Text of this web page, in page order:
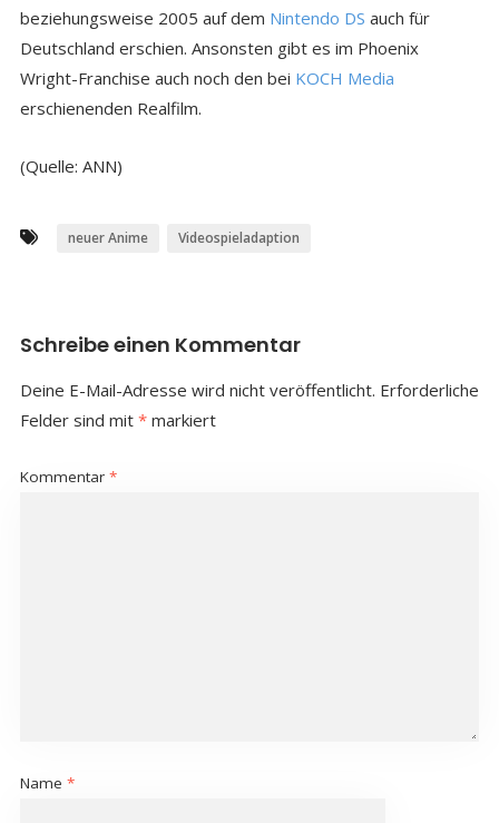
beziehungsweise 2005 auf dem Nintendo DS auch für
Deutschland erschien. Ansonsten gibt es im Phoenix
Wright-Franchise auch noch den bei KOCH Media
erschienenden Realfilm.
(Quelle: ANN)
neuer Anime Videospieladaption
Schreibe einen Kommentar
Deine E-Mail-Adresse wird nicht veröffentlicht. Erforderliche
Felder sind mit *markiert
Kommentar *
Name *